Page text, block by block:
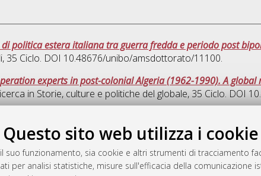
Questo sito web utilizza i cookie
suo funzionamento, sia cookie e altri strumenti di tracciamento
per analisi statistiche, misure sull'efficacia della comunicazione
politica estera italiana tra guerra fredda e periodo post
, 35 Ciclo. DOI 10.48676/unibo/amsdottorato/11100.
experts in post-colonial Algeria (1962-1990). A
in Storie, culture e politiche del globale, 35 Ciclo. DOI